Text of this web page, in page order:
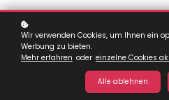
Wir verwenden Cookies, um Ihnen ein
Werbung zu bieten.
Mehr erfahren oder einzelne Cookies
Alle ablehnen